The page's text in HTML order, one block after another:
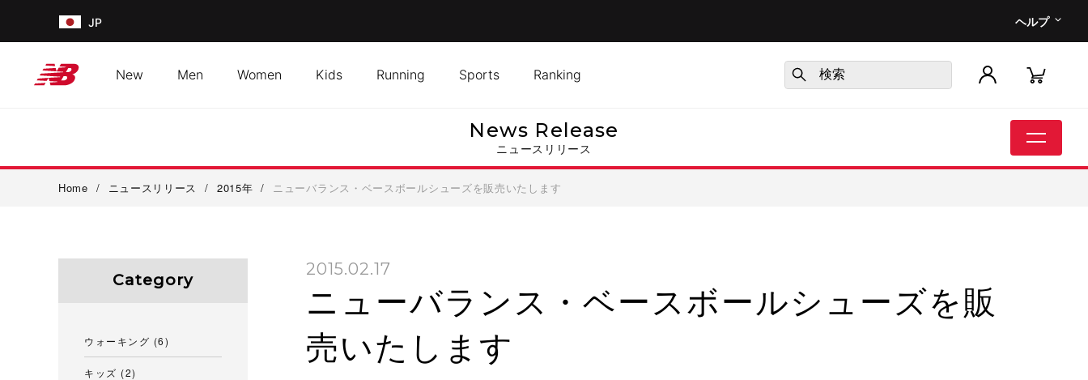
JP ヘルプ
New Men Women Kids Running Sports Ranking
News Release
ニュースリリース
Home / ニュースリリース / 2015年 / ニューバランス・ベースボールシューズを販売いたします
2015.02.17
ニューバランス・ベースボールシューズを販
売いたします
Category
ウォーキング (6)
キッズ (2)